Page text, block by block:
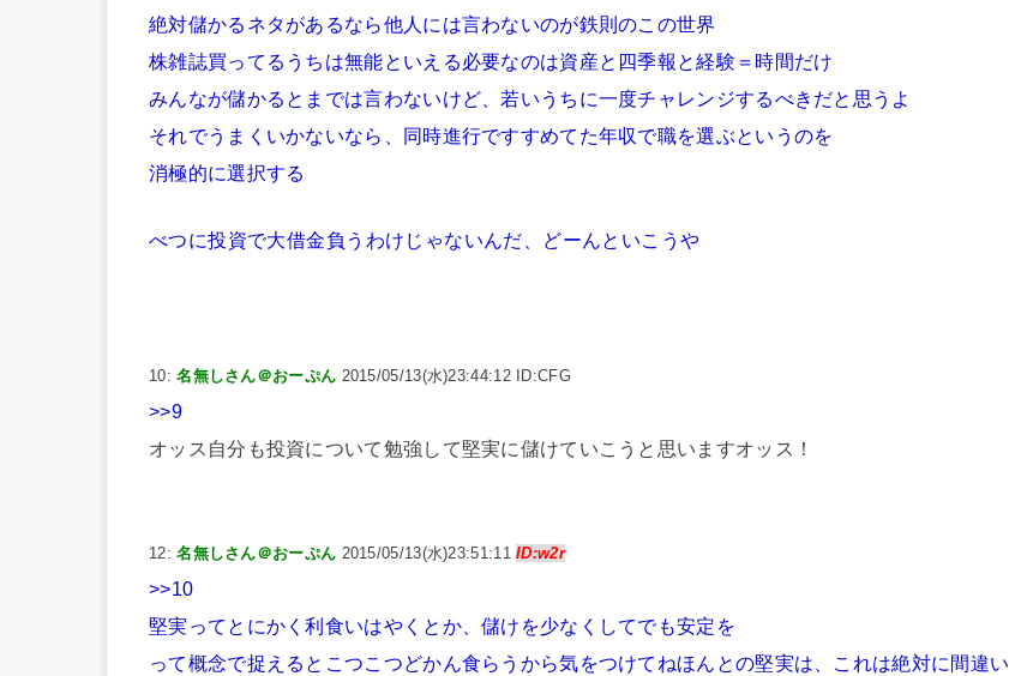
絶対儲かるネタがあるなら他人には言わないのが鉄則のこの世界
株雑誌買ってるうちは無能といえる必要なのは資産と四季報と経験＝時間だけ
みんなが儲かるとまでは言わないけど、若いうちに一度チャレンジするべきだと思うよ
それでうまくいかないなら、同時進行ですすめてた年収で職を選ぶというのを
消極的に選択する
べつに投資で大借金負うわけじゃないんだ、どーんといこうや
10:名無しさん＠おーぷん 2015/05/13(水)23:44:12 ID:CFG
>>9
オッス自分も投資について勉強して堅実に儲けていこうと思いますオッス！
12:名無しさん＠おーぷん 2015/05/13(水)23:51:11ID:w2r
>>10
堅実ってとにかく利食いはやくとか、儲けを少なくしてでも安定を
って概念で捉えるとこつこつどかん食らうから気をつけてねほんとの堅実は、これは絶対に間違い